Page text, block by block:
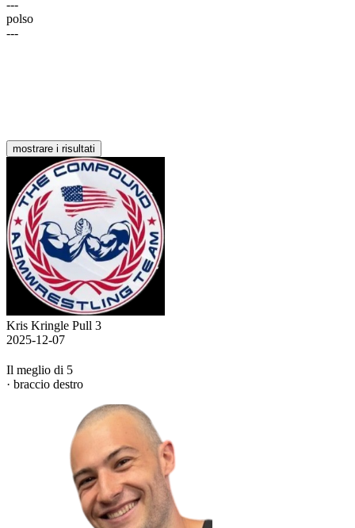
---
polso
---
mostrare i risultati
Kris Kringle Pull 3
2025-12-07
Il meglio di 5
· braccio destro